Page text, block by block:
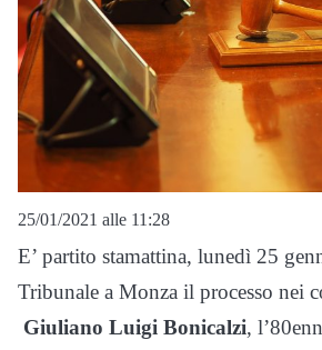
25/01/2021 alle 11:28
E’ partito stamattina, lunedì 25
Tribunale a Monza il processo nei
Giuliano Luigi Bonicalzi,